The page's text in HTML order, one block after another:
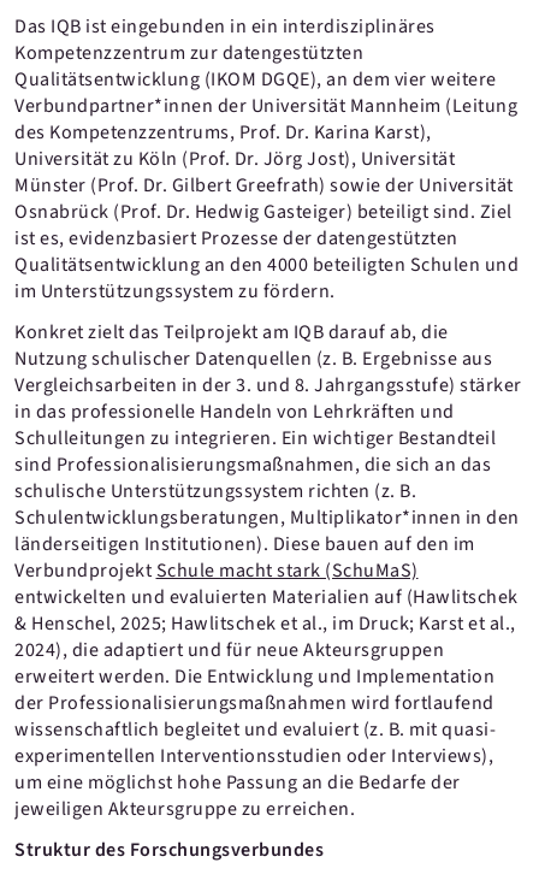
Das IQB ist eingebunden in ein interdisziplinäres
Kompetenzzentrum zur datengestützten
Qualitätsentwicklung (IKOM DGQE), an dem vier weitere
Verbundpartner*innen der Universität Mannheim (Leitung
des Kompetenzzentrums, Prof. Dr. Karina Karst),
Universität zu Köln (Prof. Dr. Jörg Jost), Universität
Münster (Prof. Dr. Gilbert Greefrath) sowie der Universität
Osnabrück (Prof. Dr. Hedwig Gasteiger) beteiligt sind. Ziel
ist es, evidenzbasiert Prozesse der datengestützten
Qualitätsentwicklung an den 4000 beteiligten Schulen und
im Unterstützungssystem zu fördern.
Konkret zielt das Teilprojekt am IQB darauf ab, die
Nutzung schulischer Datenquellen (z. B. Ergebnisse aus
Vergleichsarbeiten in der 3. und 8. Jahrgangsstufe) stärker
in das professionelle Handeln von Lehrkräften und
Schulleitungen zu integrieren. Ein wichtiger Bestandteil
sind Professionalisierungsmaßnahmen, die sich an das
schulische Unterstützungssystem richten (z. B.
Schulentwicklungsberatungen, Multiplikator*innen in den
länderseitigen Institutionen). Diese bauen auf den im
VerbundprojektSchule macht stark (SchuMaS)
entwickelten und evaluierten Materialien auf (Hawlitschek
& Henschel, 2025; Hawlitschek et al., im Druck; Karst et al.,
2024), die adaptiert und für neue Akteursgruppen
erweitert werden. Die Entwicklung und Implementation
der Professionalisierungsmaßnahmen wird fortlaufend
wissenschaftlich begleitet und evaluiert (z. B. mit quasi-
experimentellen Interventionsstudien oder Interviews),
um eine möglichst hohe Passung an die Bedarfe der
jeweiligen Akteursgruppe zu erreichen.
Struktur des Forschungsverbundes